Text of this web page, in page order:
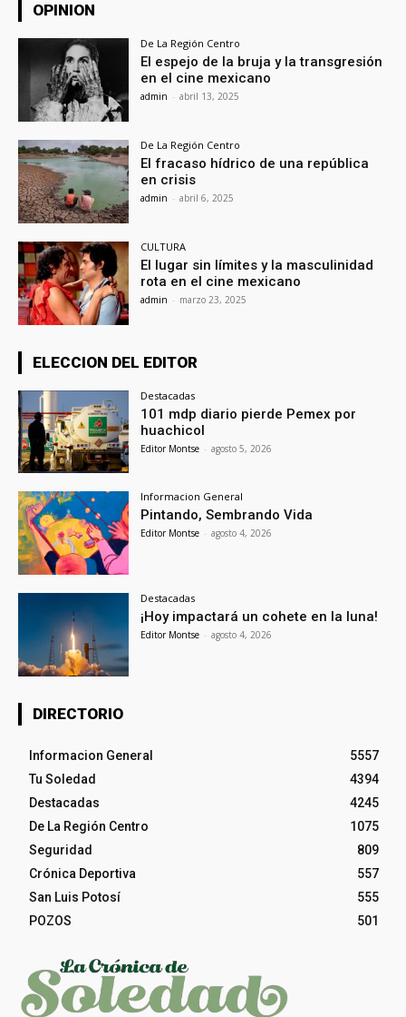
OPINION
De La Región Centro
El espejo de la bruja y la transgresión
en el cine mexicano
admin - abril 13, 2025
De La Región Centro
El fracaso hídrico de una república
en crisis
admin - abril 6, 2025
CULTURA
El lugar sin límites y la masculinidad
rota en el cine mexicano
admin - marzo 23, 2025
ELECCION DEL EDITOR
Destacadas
101 mdp diario pierde Pemex por
huachicol
Editor Montse - agosto 5, 2026
Informacion General
Pintando, Sembrando Vida
Editor Montse - agosto 4, 2026
Destacadas
¡Hoy impactará un cohete en la luna!
Editor Montse - agosto 4, 2026
DIRECTORIO
Informacion General
5557
Tu Soledad
4394
Destacadas
4245
De La Región Centro
1075
Seguridad
809
Crónica Deportiva
557
San Luis Potosí
555
POZOS
501